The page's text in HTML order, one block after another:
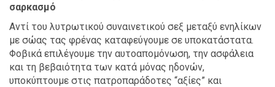
σαρκασμό
Αντί του λυτρωτικού συναινετικού σεξ μεταξύ ενηλίκων
με σώας τας φρένας καταφεύγουμε σε υποκατάστατα.
Φοβικά επιλέγουμε την αυτοαπομόνωση, την ασφάλεια
και τη βεβαιότητα των κατά μόνας ηδονών,
υποκύπτουμε στις πατροπαράδοτες “αξίες” και